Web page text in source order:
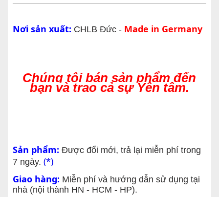
Nơi sản xuất: CHLB Đức - Made in Germany
Chúng tôi bán sản phẩm đến
bạn và trao cả sự Yên tâm.
Sản phẩm: Được đổi mới, trả lại miễn phí trong
7 ngày. (*)
Giao hàng: Miễn phí và hướng dẫn sử dụng tại
nhà (nội thành HN - HCM - HP).